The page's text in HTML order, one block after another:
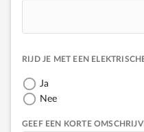
RIJD JE MET EEN
Ja
Nee
GEEF EEN KORTE